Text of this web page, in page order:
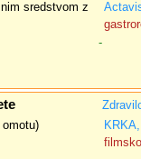
sredstvom z
-